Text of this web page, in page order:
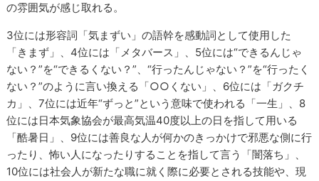
の雰囲気が感じ取れる。
3位には形容詞「気まずい」の語幹を感動詞として使用した
「きまず」、4位には「メタバース」、5位には“できるんじゃ
ない？”を“できるくない？”、“行ったんじゃない？”を“行ったく
ない？”のように言い換える「○○くない」、6位には「ガクチ
カ」、7位には近年“ずっと”という意味で使われる「一生」、8
位には日本気象協会が最高気温40度以上の日を指して用いる
「酷暑日」、9位には善良な人が何かのきっかけで邪悪な側に行
ったり、怖い人になったりすることを指して言う「闇落ち」、
10位には社会人が新たな職に就く際に必要とされる技能や、現